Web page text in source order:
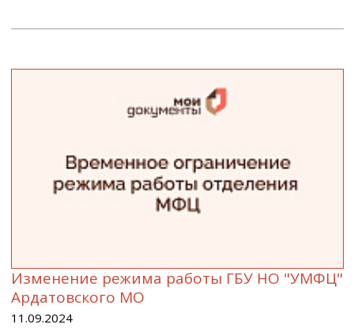
Изменение режима работы ГБУ НО "УМФЦ"
Ардатовского МО
11.09.2024